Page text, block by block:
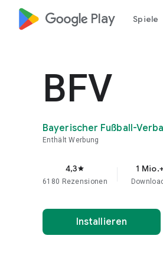
google_logo Play Spiele
BFV
Bayerischer Fußball-
Enthält Werbung
4,3star
6180 Rezensionen
1 Mio.+
Installieren